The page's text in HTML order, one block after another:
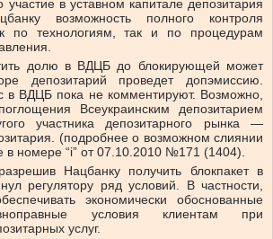
в уставном капитале депозитария
возможность полного контроля
по технологиям, так и по процедурам
долю в ВДЦБ до блокирующей может
депозитарий проведет допэмиссию.
в ВДЦБ пока не комментируют. Возможно,
Всеукраинским депозитарием
участника депозитарного рынка —
(подробнее о возможном слиянии
номере “і” от 07.10.2010 №171 (1404).
Нацбанку получить блокпакет в
регулятору ряд условий. В частности,
экономически обоснованные
условия клиентам при
услуг.